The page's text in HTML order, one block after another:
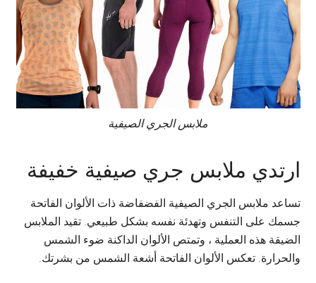
ملابس الجري الصيفية
ارتدي ملابس جري صيفية خفيفة
تساعد ملابس الجري الصيفية الفضفاضة ذات الألوان الفاتحة
جسمك على التنفس وتهدئة نفسه بشكل طبيعي. تقيد الملابس
الضيقة هذه العملية ، وتمتص الألوان الداكنة ضوء الشمس
والحرارة. تعكس الألوان الفاتحة أشعة الشمس من بشرتك.